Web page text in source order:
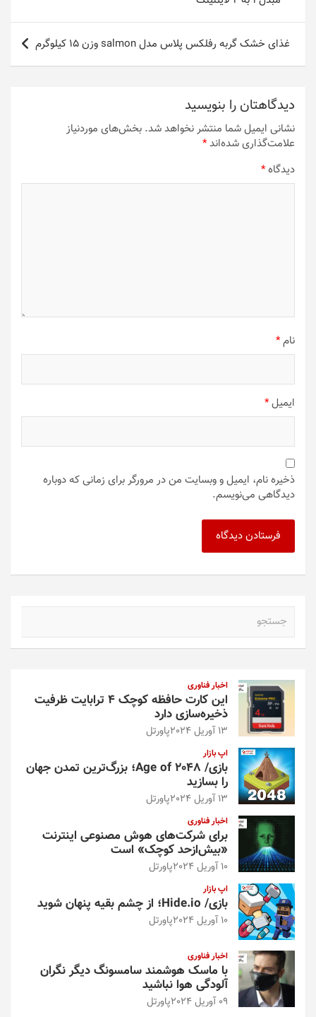
غذای خشک گربه رفلکس پلاس مدل salmon وزن 15 کیلوگرم
دیدگاهتان را بنویسید
نشانی ایمیل شما منتشر نخواهد شد. بخش‌های موردنیاز
علامت‌گذاری شده‌اند*
دیدگاه*
نام*
ایمیل*
ذخیره نام، ایمیل و وبسایت من در مرورگر برای زمانی که دوباره
دیدگاهی می‌نویسم.
اخبار فناوری
این کارت حافظه کوچک ۴ ترابایت ظرفیت
ذخیره‌سازی دارد
13 آوریل 2024 پاورتل
اپ بازار
بازی/ Age of 2048؛ بزرگ‌ترین تمدن جهان
را بسازید
13 آوریل 2024 پاورتل
اخبار فناوری
برای شرکت‌های هوش مصنوعی اینترنت
«بیش‌از‌حد کوچک» است
10 آوریل 2024 پاورتل
اپ بازار
بازی/ Hide.io؛ از چشم بقیه پنهان شوید
10 آوریل 2024 پاورتل
اخبار فناوری
با ماسک هوشمند سامسونگ دیگر نگران
آلودگی هوا نباشید
09 آوریل 2024 پاورتل